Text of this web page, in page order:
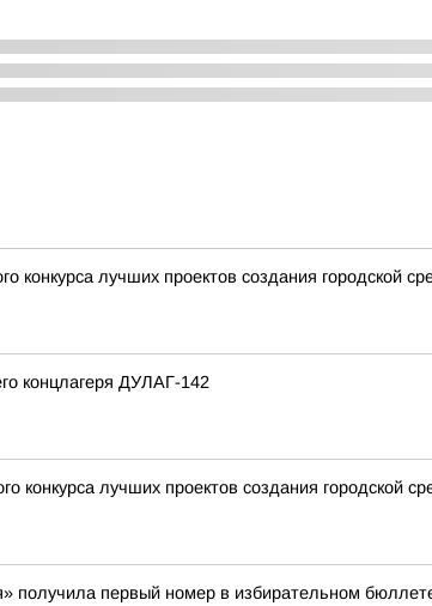
конкурса лучших проектов создания городской
концлагеря ДУЛАГ-142
конкурса лучших проектов создания городской
получила первый номер в избирательном